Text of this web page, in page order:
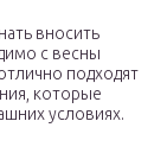
вносить
с весны
подходят
которые
условиях.